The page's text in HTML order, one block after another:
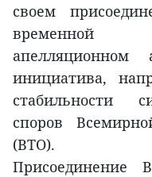
своем
временной
апелляционном
инициатива,
стабильности
споров
(ВТО).
Присоединение